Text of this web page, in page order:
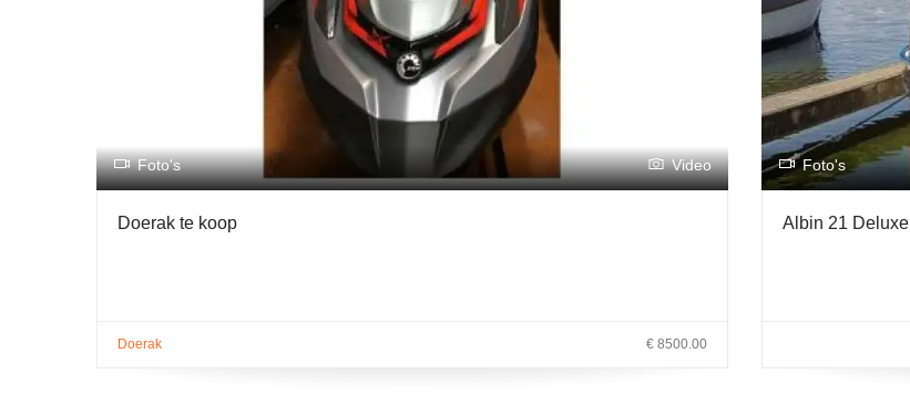
Foto's Video
Doerak te koop
Doerak € 8500.00
Foto's
Albin 21 Deluxe